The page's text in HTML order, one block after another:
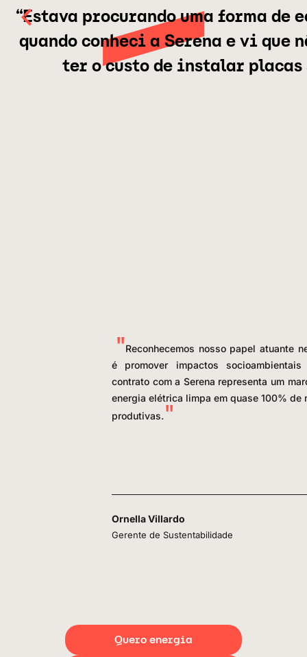
“Estava procurando uma forma de
quando conheci a Serena e vi que
ter o custo de instalar placas
Reconhecemos nosso papel atuante
é promover impactos
contrato com a Serena representa um
energia elétrica limpa em quase 100% de
produtivas.
Ornella Villardo
Gerente de Sustentabilidade
Quero energia